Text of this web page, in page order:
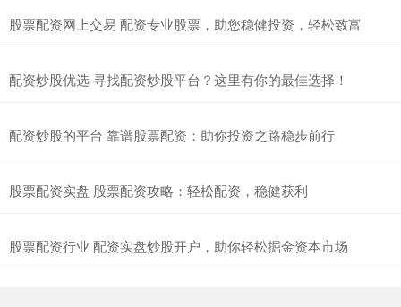
股票配资网上交易 配资专业股票，助您稳健投资，轻松致富
配资炒股优选 寻找配资炒股平台？这里有你的最佳选择！
配资炒股的平台 靠谱股票配资：助你投资之路稳步前行
股票配资实盘 股票配资攻略：轻松配资，稳健获利
股票配资行业 配资实盘炒股开户，助你轻松掘金资本市场